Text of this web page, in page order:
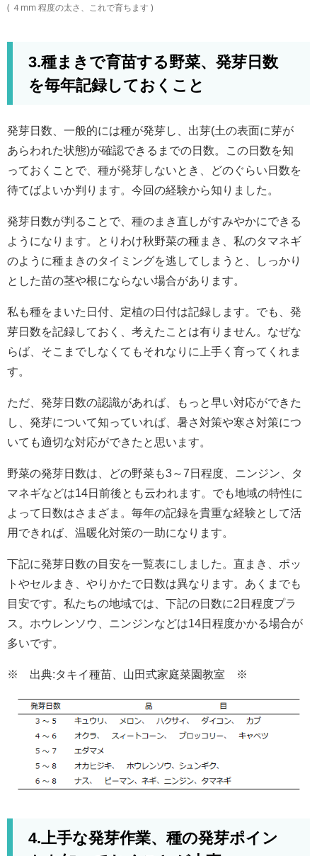
( ４mm 程度の太さ、これで育ちます )
3.種まきで育苗する野菜、発芽日数
を毎年記録しておくこと
発芽日数、一般的には種が発芽し、出芽(土の表面に芽が
あらわれた状態)が確認できるまでの日数。この日数を知
っておくことで、種が発芽しないとき、どのぐらい日数を
待てばよいか判ります。今回の経験から知りました。
発芽日数が判ることで、種のまき直しがすみやかにできる
ようになります。とりわけ秋野菜の種まき、私のタマネギ
のように種まきのタイミングを逃してしまうと、しっかり
とした苗の茎や根にならない場合があります。
私も種をまいた日付、定植の日付は記録します。でも、発
芽日数を記録しておく、考えたことは有りません。なぜな
らば、そこまでしなくてもそれなりに上手く育ってくれま
す。
ただ、発芽日数の認識があれば、もっと早い対応ができた
し、発芽について知っていれば、暑さ対策や寒さ対策につ
いても適切な対応ができたと思います。
野菜の発芽日数は、どの野菜も3～7日程度、ニンジン、タ
マネギなどは14日前後とも云われます。でも地域の特性に
よって日数はさまざま。毎年の記録を貴重な経験として活
用できれば、温暖化対策の一助になります。
下記に発芽日数の目安を一覧表にしました。直まき、ポッ
トやセルまき、やりかたで日数は異なります。あくまでも
目安です。私たちの地域では、下記の日数に2日程度プラ
ス。ホウレンソウ、ニンジンなどは14日程度かかる場合が
多いです。
※ 出典:タキイ種苗、山田式家庭菜園教室 ※
4.上手な発芽作業、種の発芽ポイン